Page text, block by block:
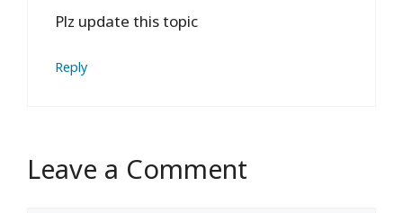
Plz update this topic
Reply
Leave a Comment